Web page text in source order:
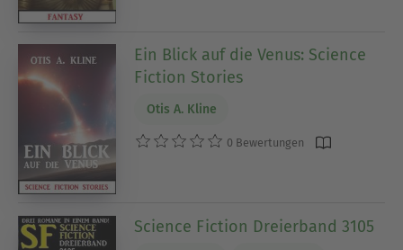
Ein Blick auf die Venus: Science
Fiction Stories
Otis A. Kline
0 Bewertungen
Science Fiction Dreierband 3105